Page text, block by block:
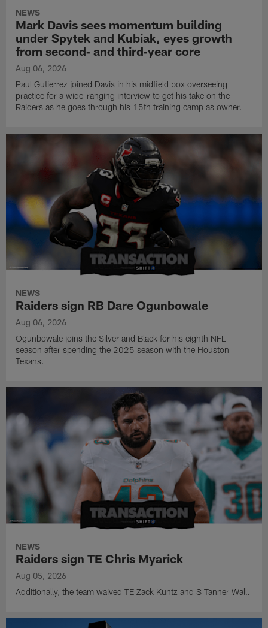
NEWS
Mark Davis sees momentum building
under Spytek and Kubiak, eyes growth
from second‑ and third‑year core
Aug 06, 2026
Paul Gutierrez joined Davis in his midfield box overseeing
practice for a wide-ranging interview to get his take on the
Raiders as he goes through his 15th training camp as owner.
NEWS
Raiders sign RB Dare Ogunbowale
Aug 06, 2026
Ogunbowale joins the Silver and Black for his eighth NFL
season after spending the 2025 season with the Houston
Texans.
NEWS
Raiders sign TE Chris Myarick
Aug 05, 2026
Additionally, the team waived TE Zack Kuntz and S Tanner Wall.